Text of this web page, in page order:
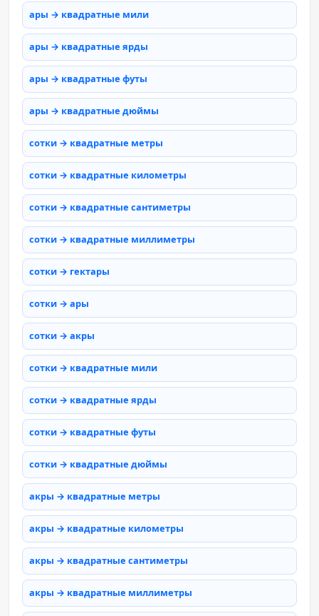
ары → квадратные мили
ары → квадратные ярды
ары → квадратные футы
ары → квадратные дюймы
сотки → квадратные метры
сотки → квадратные километры
сотки → квадратные сантиметры
сотки → квадратные миллиметры
сотки → гектары
сотки → ары
сотки → акры
сотки → квадратные мили
сотки → квадратные ярды
сотки → квадратные футы
сотки → квадратные дюймы
акры → квадратные метры
акры → квадратные километры
акры → квадратные сантиметры
акры → квадратные миллиметры